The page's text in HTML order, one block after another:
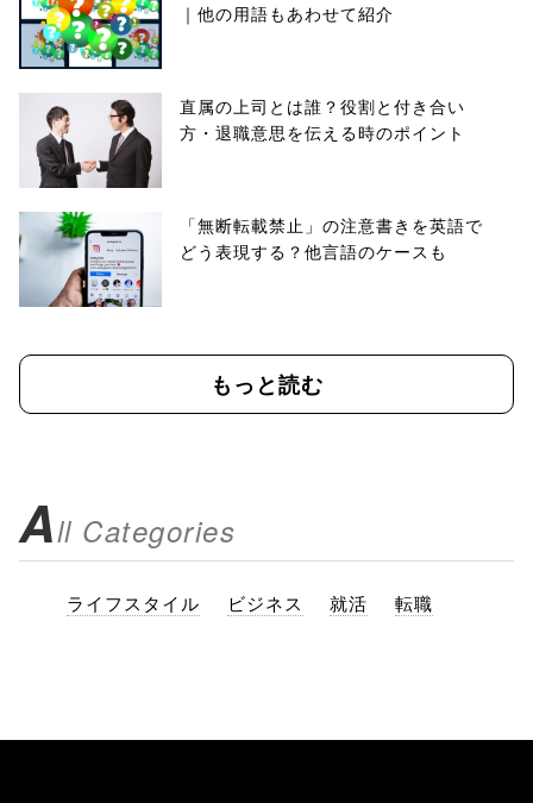
｜他の用語もあわせて紹介
直属の上司とは誰？役割と付き合い
方・退職意思を伝える時のポイント
「無断転載禁止」の注意書きを英語で
どう表現する？他言語のケースも
もっと読む
All Categories
ライフスタイル ビジネス 就活 転職